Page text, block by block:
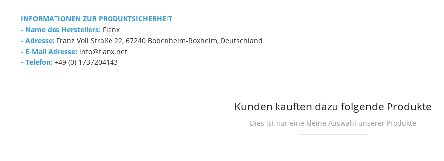
INFORMATIONEN ZUR PRODUKTSICHERHEIT
- Name des Herstellers: Flanx
- Adresse: Franz Voll Straße 22, 67240 Bobenheim-Roxheim, Deutschland
- E-Mail Adresse: info@flanx.net
- Telefon: +49 (0) 1737204143
Kunden kauften dazu folgende Produkte
Dies ist nur eine kleine Auswahl unserer Produkte